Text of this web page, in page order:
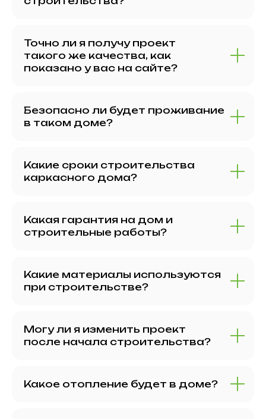
Точно ли я получу проект
такого же качества, как
показано у вас на сайте?
Безопасно ли будет проживание
в таком доме?
Какие сроки строительства
каркасного дома?
Какая гарантия на дом и
строительные работы?
Какие материалы используются
при строительстве?
Могу ли я изменить проект
после начала строительства?
Какое отопление будет в доме?